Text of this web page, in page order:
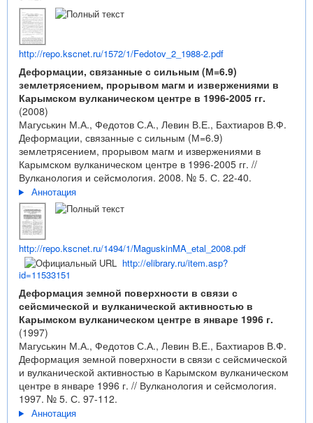
http://repo.kscnet.ru/1572/1/Fedotov_2_1988-2.pdf
Деформации, связанные с сильным (М=6.9)
землетрясением, прорывом магм и извержениями в
Карымском вулканическом центре в 1996-2005 гг.
(2008)
Магуськин М.А., Федотов С.А., Левин В.Е., Бахтиаров В.Ф.
Деформации, связанные с сильным (М=6.9)
землетрясением, прорывом магм и извержениями в
Карымском вулканическом центре в 1996-2005 гг. //
Вулканология и сейсмология. 2008. № 5. С. 22-40.
Аннотация
http://repo.kscnet.ru/1494/1/MaguskinMA_etal_2008.pdf
http://elibrary.ru/item.asp?
id=11533151
Деформация земной поверхности в связи с
сейсмической и вулканической активностью в
Карымском вулканическом центре в январе 1996 г.
(1997)
Магуськин М.А., Федотов С.А., Левин В.Е., Бахтиаров В.Ф.
Деформация земной поверхности в связи с сейсмической
и вулканической активностью в Карымском вулканическом
центре в январе 1996 г. // Вулканология и сейсмология.
1997. № 5. С. 97-112.
Аннотация